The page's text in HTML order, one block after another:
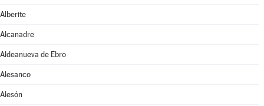
Alberite
Alcanadre
Aldeanueva de Ebro
Alesanco
Alesón